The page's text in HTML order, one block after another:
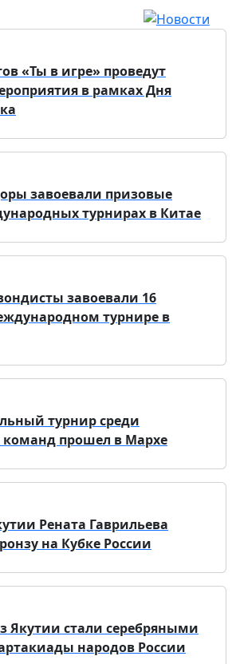
«Ты в игре» проведут
в рамках Дня
завоевали призовые
турнирах в Китае
завоевали 16
турнире в
турнир среди
команд прошел в Мархе
Рената Гаврильева
на Кубке России
Якутии стали серебряными
народов России